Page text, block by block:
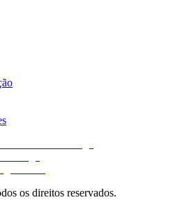
os direitos reservados.